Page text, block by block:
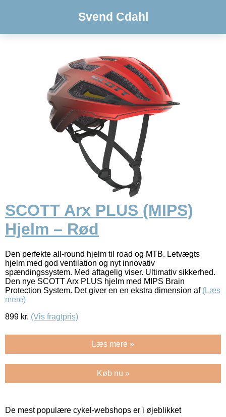
Svend Cdahl
SCOTT Arx PLUS (MIPS)
Hjelm – Rød
Den perfekte all-round hjelm til road og MTB. Letvægts
hjelm med god ventilation og nyt innovativ
spændingssystem. Med aftagelig viser. Ultimativ sikkerhed.
Den nye SCOTT Arx PLUS hjelm med MIPS Brain
Protection System. Det giver en en ekstra dimension af (Læs
mere)
899 kr. (Vis fragtpris)
Læs mere »
Køb nu »
De mest populære cykel-webshops er i øjeblikket